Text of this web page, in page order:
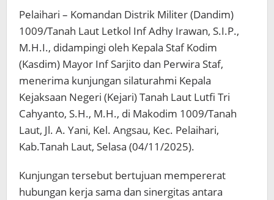
Pelaihari – Komandan Distrik Militer (Dandim)
1009/Tanah Laut Letkol Inf Adhy Irawan, S.I.P.,
M.H.I., didampingi oleh Kepala Staf Kodim
(Kasdim) Mayor Inf Sarjito dan Perwira Staf,
menerima kunjungan silaturahmi Kepala
Kejaksaan Negeri (Kejari) Tanah Laut Lutfi Tri
Cahyanto, S.H., M.H., di Makodim 1009/Tanah
Laut, Jl. A. Yani, Kel. Angsau, Kec. Pelaihari,
Kab.Tanah Laut, Selasa (04/11/2025).
Kunjungan tersebut bertujuan mempererat
hubungan kerja sama dan sinergitas antara